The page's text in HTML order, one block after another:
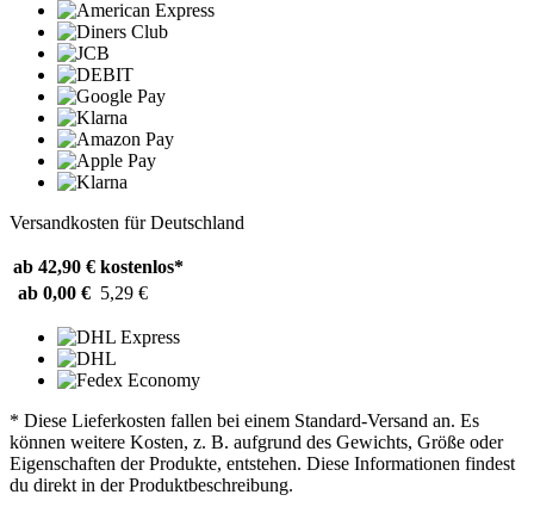
Versandkosten für Deutschland
ab 42,90 € kostenlos*
ab 0,00 € 5,29 €
* Diese Lieferkosten fallen bei einem Standard-Versand an. Es
können weitere Kosten, z. B. aufgrund des Gewichts, Größe oder
Eigenschaften der Produkte, entstehen. Diese Informationen findest
du direkt in der Produktbeschreibung.